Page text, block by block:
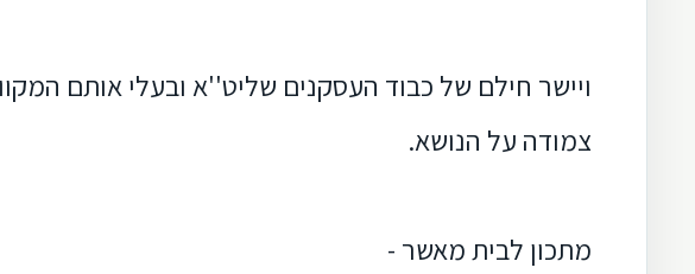
ויישר חילם של כבוד העסקנים שליט''א ובעלי אותם
צמודה על הנושא.
מתכון לבית מאשר -